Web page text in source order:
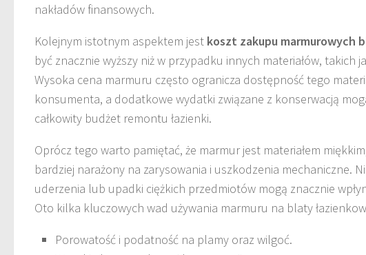
nakładów finansowych.
Kolejnym istotnym aspektem jest koszt zakupu marmurowych
być znacznie wyższy niż w przypadku innych materiałów, takich
Wysoka cena marmuru często ogranicza dostępność tego
konsumenta, a dodatkowe wydatki związane z konserwacją
całkowity budżet remontu łazienki.
Oprócz tego warto pamiętać, że marmur jest materiałem
bardziej narażony na zarysowania i uszkodzenia mechaniczne.
uderzenia lub upadki ciężkich przedmiotów mogą znacznie
Oto kilka kluczowych wad używania marmuru na blaty
Porowatość i podatność na plamy oraz wilgoć.